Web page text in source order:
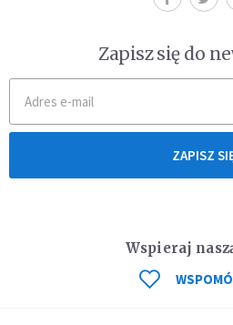
Zapisz się do
ZAPISZ
Wspieraj